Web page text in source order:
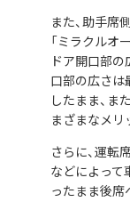
また、助手席
「ミラクルオ
ドア開口部
口部の広さは
したまま、ま
まざまなメリ
さらに、運転
などによって
ったまま後席